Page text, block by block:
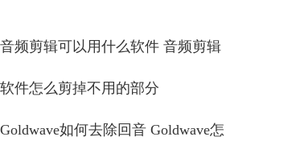
音频剪辑可以用什么软件 音频剪辑
软件怎么剪掉不用的部分
Goldwave如何去除回音 Goldwave怎